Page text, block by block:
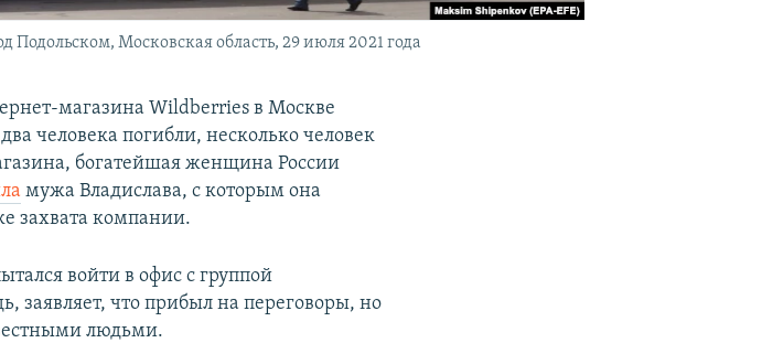
Московская область, 29 июля 2021 года
магазина Wildberries в Москве
человека погибли, несколько человек
богатейшая женщина России
мужа Владислава, с которым она
захвата компании.
войти в офис с группой
заявляет, что прибыл на переговоры, но
людьми.